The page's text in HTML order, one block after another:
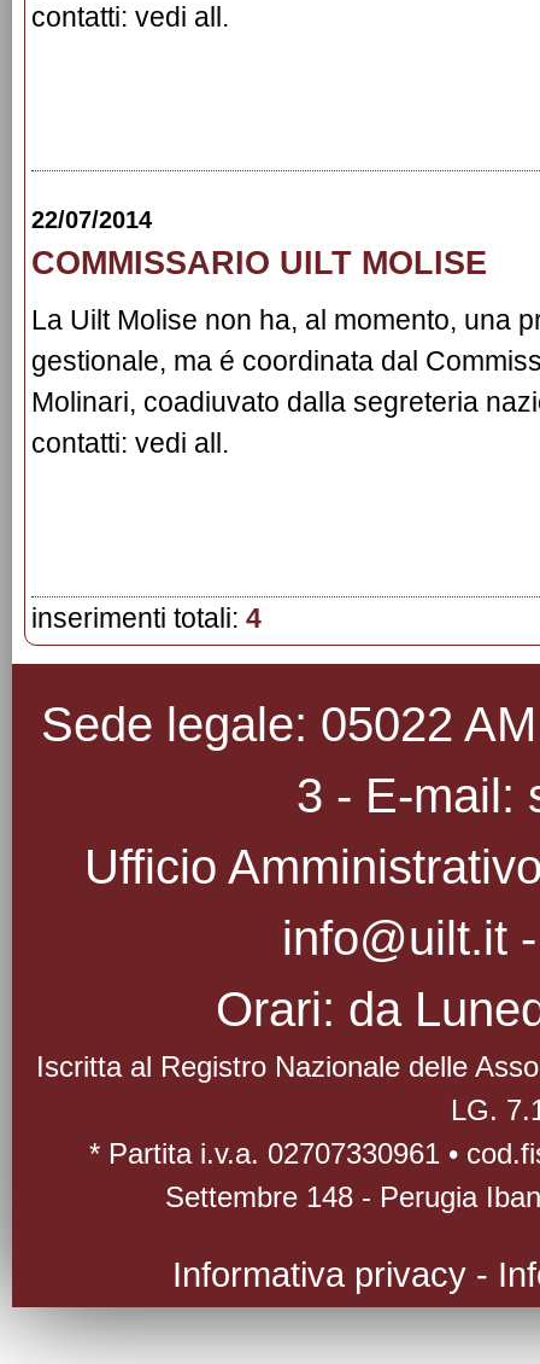
contatti: vedi all.
22/07/2014
COMMISSARIO UILT MOLISE
La Uilt Molise non ha, al momento, una
gestionale, ma é coordinata dal
Molinari, coadiuvato dalla segreteria
contatti: vedi all.
inserimenti totali: 4
Sede legale: 05022
3 - E-mail:
Ufficio
info@uilt.it
Orari: da
Iscritta al Registro Nazionale delle
LG.
* Partita i.v.a. 02707330961 •
Settembre 148 - Perugia
Informativa privacy -